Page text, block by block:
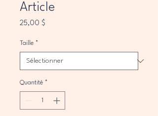
Article
25,00 $
Taille *
Quantité *